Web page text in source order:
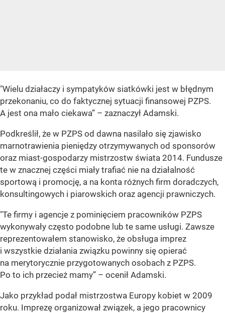
"Wielu działaczy i sympatyków siatkówki jest w błędnym
przekonaniu, co do faktycznej sytuacji finansowej PZPS.
A jest ona mało ciekawa” – zaznaczył Adamski.
Podkreślił, że w PZPS od dawna nasilało się zjawisko
marnotrawienia pieniędzy otrzymywanych od sponsorów
oraz miast-gospodarzy mistrzostw świata 2014. Fundusze
te w znacznej części miały trafiać nie na działalność
sportową i promocję, a na konta różnych firm doradczych,
konsultingowych i piarowskich oraz agencji prawniczych.
"Te firmy i agencje z pominięciem pracowników PZPS
wykonywały często podobne lub te same usługi. Zawsze
reprezentowałem stanowisko, że obsługa imprez
i wszystkie działania związku powinny się opierać
na merytorycznie przygotowanych osobach z PZPS.
Po to ich przecież mamy” – ocenił Adamski.
Jako przykład podał mistrzostwa Europy kobiet w 2009
roku. Imprezę organizował związek, a jego pracownicy